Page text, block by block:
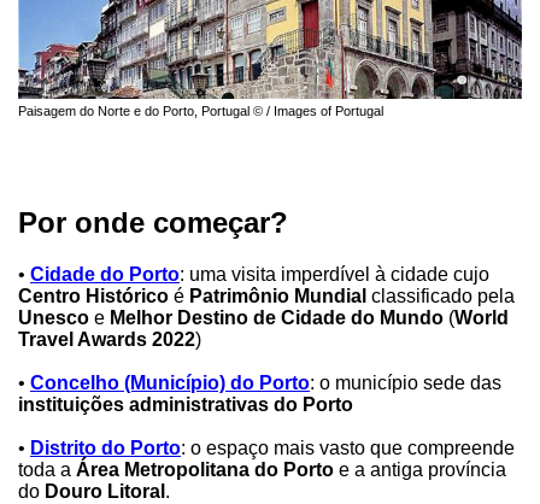
Paisagem do Norte e do Porto, Portugal © / Images of Portugal
Por onde começar?
• Cidade do Porto: uma visita imperdível à cidade cujo
Centro Histórico é Patrimônio Mundial classificado pela
Unesco e Melhor Destino de Cidade do Mundo (World
Travel Awards 2022)
• Concelho (Município) do Porto: o município sede das
instituições administrativas do Porto
• Distrito do Porto: o espaço mais vasto que compreende
toda a Área Metropolitana do Porto e a antiga província
do Douro Litoral .